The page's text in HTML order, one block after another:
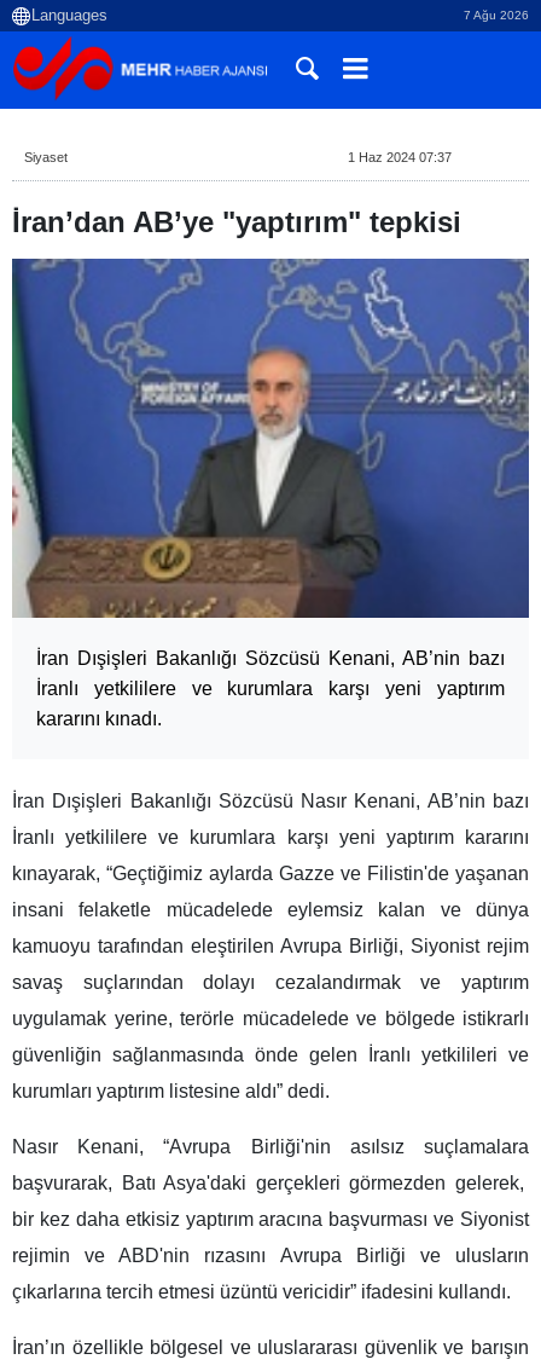
7 Ağu 2026
Siyaset 1 Haz 2024 07:37
İran’dan AB’ye "yaptırım" tepkisi
İran Dışişleri Bakanlığı Sözcüsü Kenani, AB’nin bazı
İranlı yetkililere ve kurumlara karşı yeni yaptırım
kararını kınadı.
İran Dışişleri Bakanlığı Sözcüsü Nasır Kenani, AB’nin bazı
İranlı yetkililere ve kurumlara karşı yeni yaptırım kararını
kınayarak, “Geçtiğimiz aylarda Gazze ve Filistin'de yaşanan
insani felaketle mücadelede eylemsiz kalan ve dünya
kamuoyu tarafından eleştirilen Avrupa Birliği, Siyonist rejim
savaş suçlarından dolayı cezalandırmak ve yaptırım
uygulamak yerine, terörle mücadelede ve bölgede istikrarlı
güvenliğin sağlanmasında önde gelen İranlı yetkilileri ve
kurumları yaptırım listesine aldı” dedi.
Nasır Kenani, “Avrupa Birliği'nin asılsız suçlamalara
başvurarak, Batı Asya'daki gerçekleri görmezden gelerek,
bir kez daha etkisiz yaptırım aracına başvurması ve Siyonist
rejimin ve ABD'nin rızasını Avrupa Birliği ve ulusların
çıkarlarına tercih etmesi üzüntü vericidir” ifadesini kullandı.
İran’ın özellikle bölgesel ve uluslararası güvenlik ve barışın